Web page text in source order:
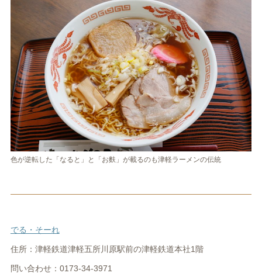
色が逆転した「なると」と「お麩」が載るのも津軽ラーメンの伝統
でる・そーれ
住所：津軽鉄道津軽五所川原駅前の津軽鉄道本社1階
問い合わせ：0173-34-3971